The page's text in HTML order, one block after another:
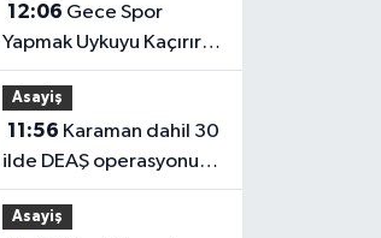
12:06
Yapmak Uykuyu Kaçırır
mı? İşte Vücudunuzda
Yaşananlar!
Asayiş
11:56
ilde DEAŞ operasyonu:
104 şüpheli yakalandı
Asayiş